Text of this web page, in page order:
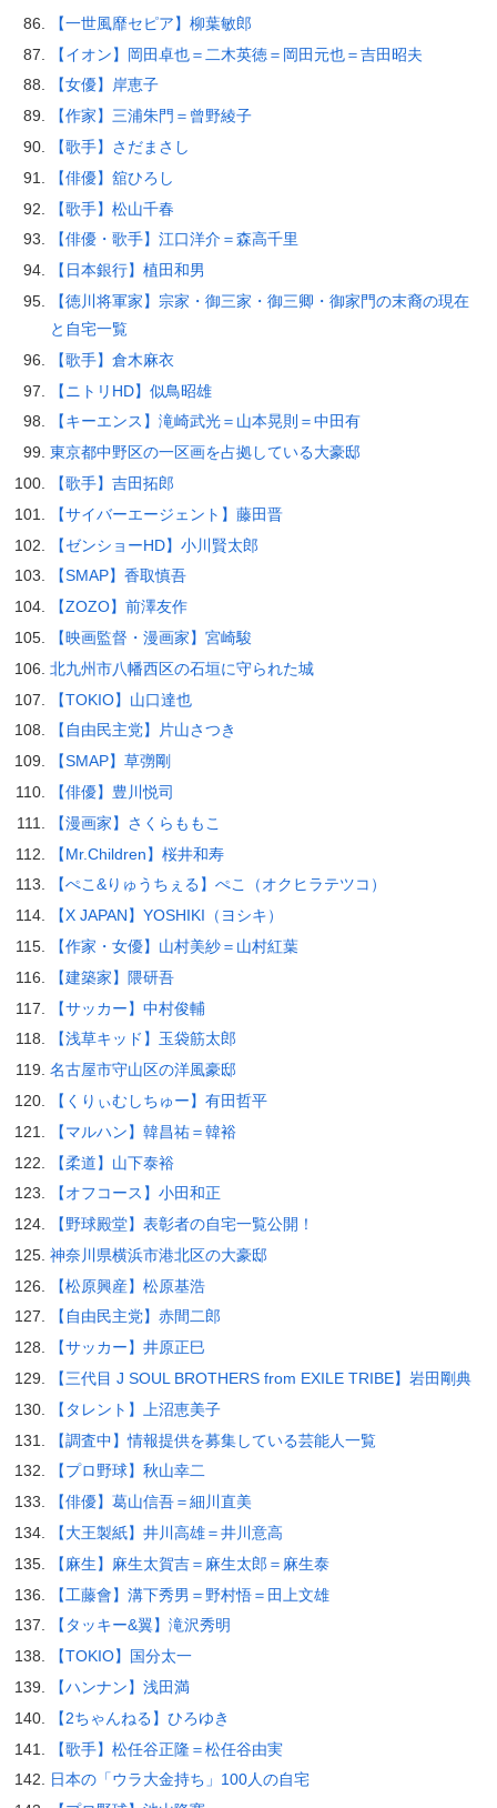
【一世風靡セピア】柳葉敏郎
【イオン】岡田卓也＝二木英徳＝岡田元也＝吉田昭夫
【女優】岸恵子
【作家】三浦朱門＝曾野綾子
【歌手】さだまさし
【俳優】舘ひろし
【歌手】松山千春
【俳優・歌手】江口洋介＝森高千里
【日本銀行】植田和男
【徳川将軍家】宗家・御三家・御三卿・御家門の末裔の現在
と自宅一覧
【歌手】倉木麻衣
【ニトリHD】似鳥昭雄
【キーエンス】滝崎武光＝山本晃則＝中田有
東京都中野区の一区画を占拠している大豪邸
【歌手】吉田拓郎
【サイバーエージェント】藤田晋
【ゼンショーHD】小川賢太郎
【SMAP】香取慎吾
【ZOZO】前澤友作
【映画監督・漫画家】宮崎駿
北九州市八幡西区の石垣に守られた城
【TOKIO】山口達也
【自由民主党】片山さつき
【SMAP】草彅剛
【俳優】豊川悦司
【漫画家】さくらももこ
【Mr.Children】桜井和寿
【ぺこ&りゅうちぇる】ぺこ（オクヒラテツコ）
【X JAPAN】YOSHIKI（ヨシキ）
【作家・女優】山村美紗＝山村紅葉
【建築家】隈研吾
【サッカー】中村俊輔
【浅草キッド】玉袋筋太郎
名古屋市守山区の洋風豪邸
【くりぃむしちゅー】有田哲平
【マルハン】韓昌祐＝韓裕
【柔道】山下泰裕
【オフコース】小田和正
【野球殿堂】表彰者の自宅一覧公開！
神奈川県横浜市港北区の大豪邸
【松原興産】松原基浩
【自由民主党】赤間二郎
【サッカー】井原正巳
【三代目 J SOUL BROTHERS from EXILE TRIBE】岩田剛典
【タレント】上沼恵美子
【調査中】情報提供を募集している芸能人一覧
【プロ野球】秋山幸二
【俳優】葛山信吾＝細川直美
【大王製紙】井川高雄＝井川意高
【麻生】麻生太賀吉＝麻生太郎＝麻生泰
【工藤會】溝下秀男＝野村悟＝田上文雄
【タッキー&翼】滝沢秀明
【TOKIO】国分太一
【ハンナン】浅田満
【2ちゃんねる】ひろゆき
【歌手】松任谷正隆＝松任谷由実
日本の「ウラ大金持ち」100人の自宅